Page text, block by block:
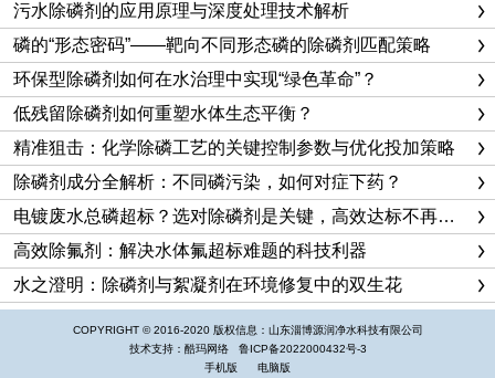
污水除磷剂的应用原理与深度处理技术解析
磷的“形态密码”——靶向不同形态磷的除磷剂匹配策略
环保型除磷剂如何在水治理中实现“绿色革命”？
低残留除磷剂如何重塑水体生态平衡？
精准狙击：化学除磷工艺的关键控制参数与优化投加策略
除磷剂成分全解析：不同磷污染，如何对症下药？
电镀废水总磷超标？选对除磷剂是关键，高效达标不再难！
高效除氟剂：解决水体氟超标难题的科技利器
水之澄明：除磷剂与絮凝剂在环境修复中的双生花
COPYRIGHT © 2016-2020 版权信息：山东淄博源润净水科技有限公司
技术支持： 酷玛网络
鲁ICP备2022000432号-3
手机版
电脑版